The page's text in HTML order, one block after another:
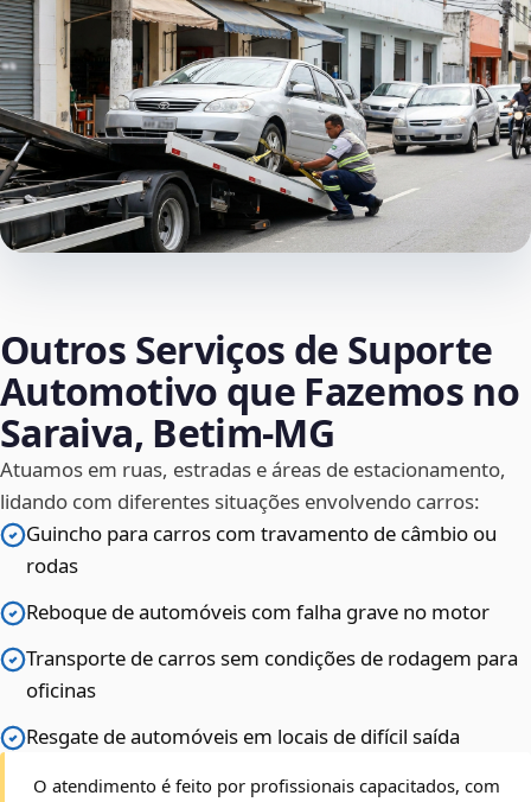
Outros Serviços de Suporte
Automotivo que Fazemos no
Saraiva, Betim‑MG
Atuamos em ruas, estradas e áreas de estacionamento,
lidando com diferentes situações envolvendo carros:
Guincho para carros com travamento de câmbio ou
rodas
Reboque de automóveis com falha grave no motor
Transporte de carros sem condições de rodagem para
oficinas
Resgate de automóveis em locais de difícil saída
O atendimento é feito por profissionais capacitados, com